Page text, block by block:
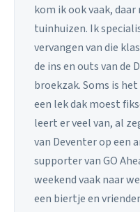
kom ik ook vaak,
tuinhuizen. Ik
vervangen van die
de ins en outs van de
broekzak. Soms is
een lek dak moest
leert er veel van, al
van Deventer op een
supporter van GO
weekend vaak naar
een biertje en